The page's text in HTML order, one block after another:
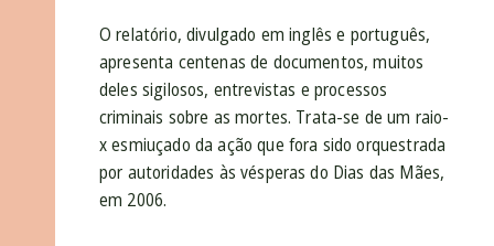
O relatório, divulgado em inglês e português,
apresenta centenas de documentos, muitos
deles sigilosos, entrevistas e processos
criminais sobre as mortes. Trata-se de um raio-
x esmiuçado da ação que fora sido orquestrada
por autoridades às vésperas do Dias das Mães,
em 2006.